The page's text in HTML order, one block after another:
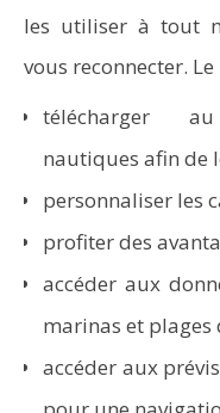
les utiliser à tout
vous reconnecter.
télécharger
nautiques afin de
personnaliser les
profiter des
accéder aux
marinas et plages
accéder aux